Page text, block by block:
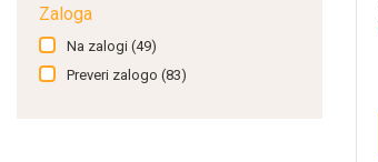
Zaloga
Na zalogi (49)
Preveri zalogo (83)